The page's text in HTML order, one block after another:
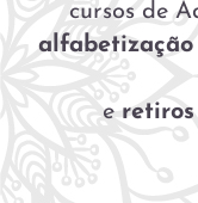
cursos de
alfabetização
e